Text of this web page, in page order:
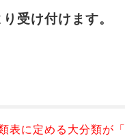
受け付けます。
に定める大分類が